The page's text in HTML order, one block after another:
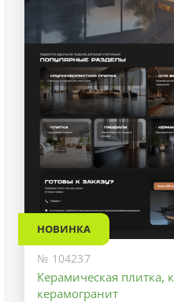
НОВИНКА
№ 104237
Керамическая плитка,
керамогранит